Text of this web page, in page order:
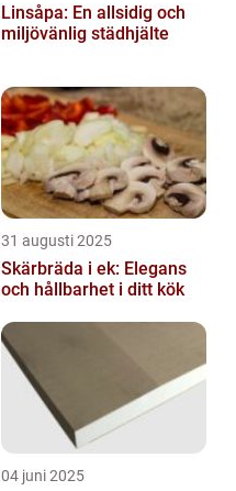
Linsåpa: En allsidig och
miljövänlig städhjälte
31 augusti 2025
Skärbräda i ek: Elegans
och hållbarhet i ditt kök
04 juni 2025